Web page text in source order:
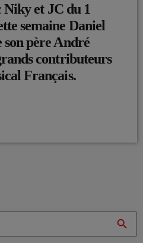
Niky et JC du 1
semaine Daniel
son père André
contributeurs
Français.
search